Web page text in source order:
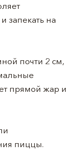
запекать на
почти 2 см,
прямой жар и
пиццы.